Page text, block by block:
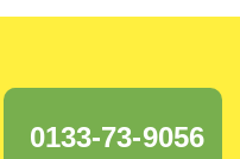
0133-73-9056